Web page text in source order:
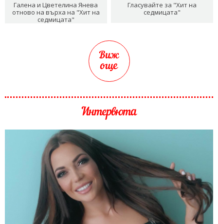
Галена и Цветелина Янева
отново на върха на "Хит на
седмицата"
Гласувайте за "Хит на
седмицата"
Виж
още
Интервюта